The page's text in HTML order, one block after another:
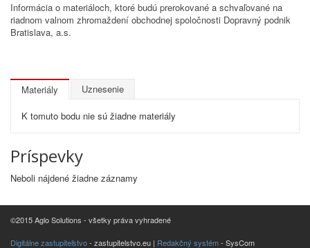
Informácia o materiáloch, ktoré budú prerokované a schvaľované na
riadnom valnom zhromaždení obchodnej spoločnosti Dopravný podnik
Bratislava, a.s.
Materiály Uznesenie
K tomuto bodu nie sú žiadne materiály
Príspevky
Neboli nájdené žiadne záznamy
©2015 Aglo Solutions - všetky práva vyhradené
Digitálne zastupiteľstvo- zastupitelstvo.eu | Redakčný systém- SysCom